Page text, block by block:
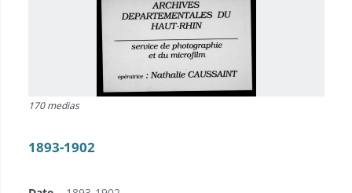
170 medias
1893-1902